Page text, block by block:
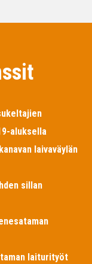
aluksella
laivaväylän
sillan
laiturityöt